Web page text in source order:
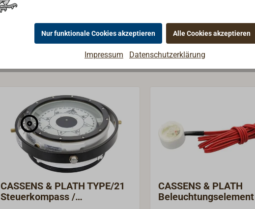
CASSENS & PLATH TYPE/21
Steuerkompass /
CASSENS & PLATH
Beleuchtungselement
Nur funktionale Cookies akzeptieren Alle Cookies akzeptieren
Impressum Datenschutzerklärung